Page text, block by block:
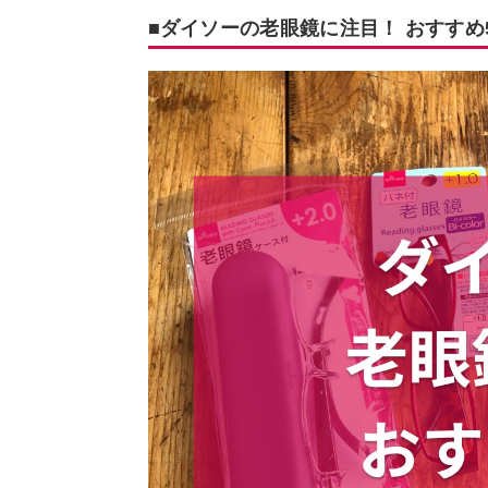
■ダイソーの老眼鏡に注目！ おすす